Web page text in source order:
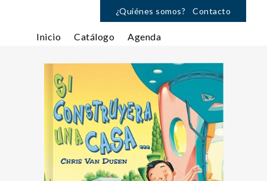
¿Quiénes somos? Contacto
Inicio Catálogo Agenda